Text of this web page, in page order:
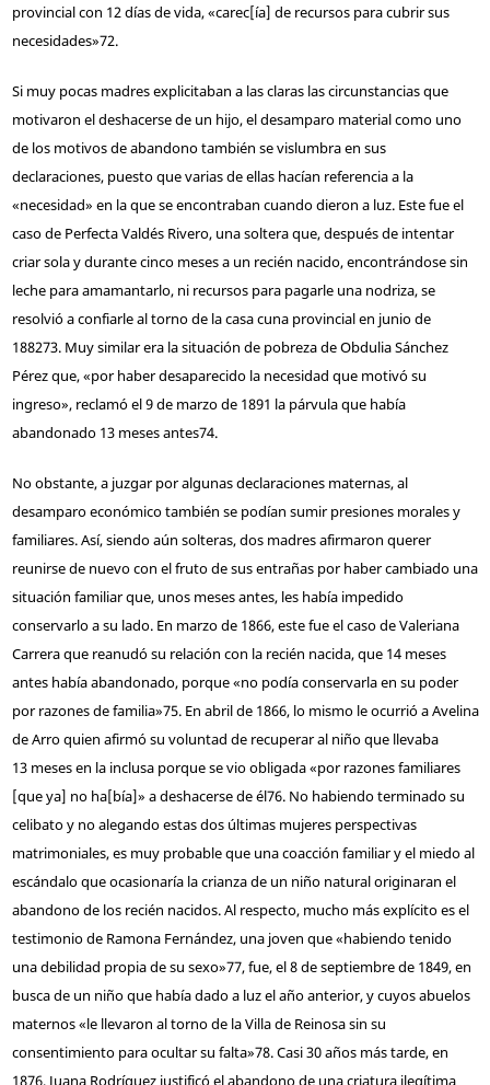
provincial con 12 días de vida, «carec[ía] de recursos para cubrir sus
necesidades»72.
Si muy pocas madres explicitaban a las claras las circunstancias que
motivaron el deshacerse de un hijo, el desamparo material como uno
de los motivos de abandono también se vislumbra en sus
declaraciones, puesto que varias de ellas hacían referencia a la
«necesidad» en la que se encontraban cuando dieron a luz. Este fue el
caso de Perfecta Valdés Rivero, una soltera que, después de intentar
criar sola y durante cinco meses a un recién nacido, encontrándose sin
leche para amamantarlo, ni recursos para pagarle una nodriza, se
resolvió a confiarle al torno de la casa cuna provincial en junio de
188273. Muy similar era la situación de pobreza de Obdulia Sánchez
Pérez que, «por haber desaparecido la necesidad que motivó su
ingreso», reclamó el 9 de marzo de 1891 la párvula que había
abandonado 13 meses antes74.
No obstante, a juzgar por algunas declaraciones maternas, al
desamparo económico también se podían sumir presiones morales y
familiares. Así, siendo aún solteras, dos madres afirmaron querer
reunirse de nuevo con el fruto de sus entrañas por haber cambiado una
situación familiar que, unos meses antes, les había impedido
conservarlo a su lado. En marzo de 1866, este fue el caso de Valeriana
Carrera que reanudó su relación con la recién nacida, que 14 meses
antes había abandonado, porque «no podía conservarla en su poder
por razones de familia»75. En abril de 1866, lo mismo le ocurrió a Avelina
de Arro quien afirmó su voluntad de recuperar al niño que llevaba
13 meses en la inclusa porque se vio obligada «por razones familiares
[que ya] no ha[bía]» a deshacerse de él76. No habiendo terminado su
celibato y no alegando estas dos últimas mujeres perspectivas
matrimoniales, es muy probable que una coacción familiar y el miedo al
escándalo que ocasionaría la crianza de un niño natural originaran el
abandono de los recién nacidos. Al respecto, mucho más explícito es el
testimonio de Ramona Fernández, una joven que «habiendo tenido
una debilidad propia de su sexo»77, fue, el 8 de septiembre de 1849, en
busca de un niño que había dado a luz el año anterior, y cuyos abuelos
maternos «le llevaron al torno de la Villa de Reinosa sin su
consentimiento para ocultar su falta»78. Casi 30 años más tarde, en
1876, Juana Rodríguez justificó el abandono de una criatura ilegítima